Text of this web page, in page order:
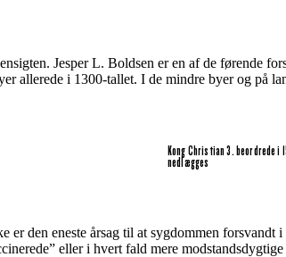
Jesper L. Boldsen er en af de førende
allerede i 1300-tallet. I de mindre byer og på
Kong Christian 3. beordrede i
nedlægges
er den eneste årsag til at sygdommen
eller i hvert fald mere